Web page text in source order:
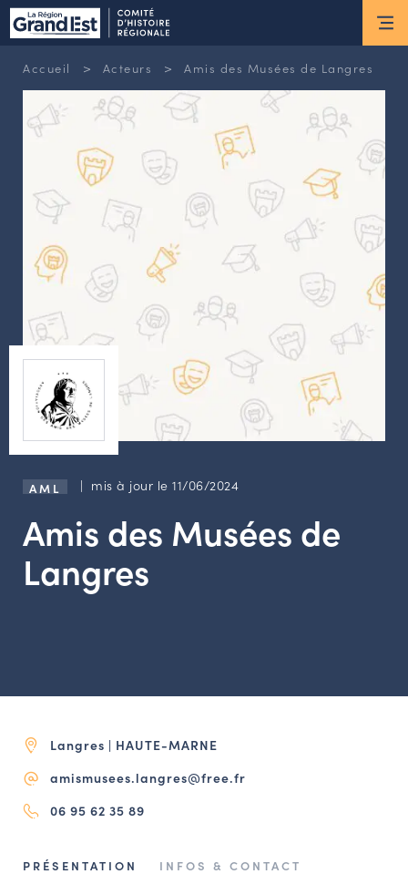
ESPACE MEMBRE
Actus
ACTUALITÉS DU MOMENT
RETOUR SUR LES DERNIÈRES
NEWSLETTERS
INSCRIPTION À LA NEWSLETTER
Nous connaître
LES MISSIONS DU CHR
L’ÉQUIPE DU CHR
LE CONSEIL DES ASSOCIATIONS
LE CONSEIL SCIENTIFIQUE
LES ACTIONS PHARES
CONTACT
Agenda
Annuaire
Espace acteurs
Accueil > Acteurs > Amis des Musées de Langres
AML | mis à jour le 11/06/2024
Amis des Musées de
Langres
Langres | HAUTE-MARNE
amismusees.langres@free.fr
06 95 62 35 89
PRÉSENTATION INFOS & CONTACT